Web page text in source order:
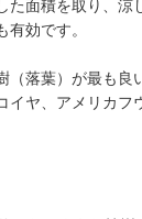
面積を取り、涼
効です。
落葉）が最も良
ヤ、アメリカフ